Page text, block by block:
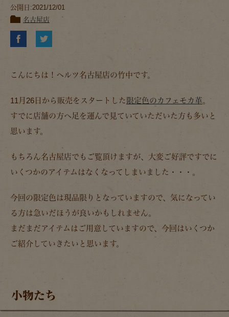
公開日:2021/12/01
名古屋店
こんにちは！ヘルツ名古屋店の竹中です。
11月26日から販売をスタートした 限定色のカフェモカ革。
すでに店舗の方へ足を運んで見ていていただいた方も多いと
思います。
もちろん名古屋店でもご覧頂けますが、大変ご好評ですでに
いくつかのアイテムはなくなってしまいました・・・。
今回の限定色は現品限りとなっていますので、気になってい
る方は急いだほうが良いかもしれません。
まだまだアイテムはご用意していますので、今回はいくつか
ご紹介していきたいと思います。
小物たち